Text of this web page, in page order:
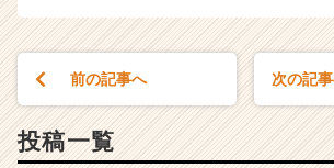
前の記事へ 次の記
投稿一覧